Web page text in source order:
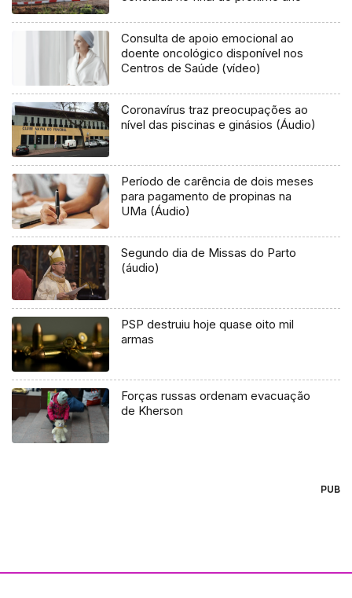
Consulta de apoio emocional ao
doente oncológico disponível nos
Centros de Saúde (vídeo)
Coronavírus traz preocupações ao
nível das piscinas e ginásios (Áudio)
Período de carência de dois meses
para pagamento de propinas na
UMa (Áudio)
Segundo dia de Missas do Parto
(áudio)
PSP destruiu hoje quase oito mil
armas
Forças russas ordenam evacuação
de Kherson
PUB